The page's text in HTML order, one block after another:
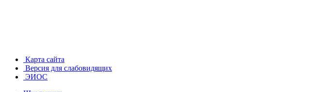
Карта сайта
Версия для слабовидящих
ЭИОС